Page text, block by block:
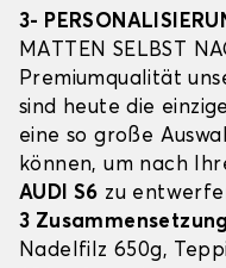
3-
MATTEN SELBST
Premiumqualität
sind heute die
eine so große
können, um nach
AUDI S6 zu
3
Nadelfilz 650g,